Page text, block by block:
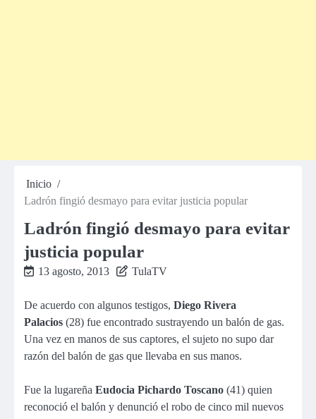
Inicio
Ladrón fingió desmayo para evitar justicia popular
Ladrón fingió desmayo para evitar
justicia popular
13 agosto, 2013 TulaTV
De acuerdo con algunos testigos, Diego Rivera
Palacios (28) fue encontrado sustrayendo un balón de gas.
Una vez en manos de sus captores, el sujeto no supo dar
razón del balón de gas que llevaba en sus manos.
Fue la lugareña Eudocia Pichardo Toscano (41) quien
reconoció el balón y denunció el robo de cinco mil nuevos